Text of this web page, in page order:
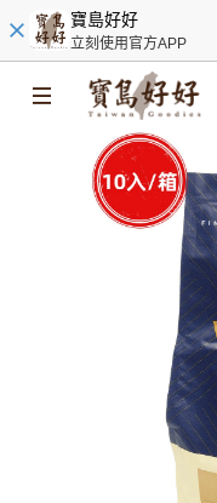
寶島好好
立刻使用官方APP